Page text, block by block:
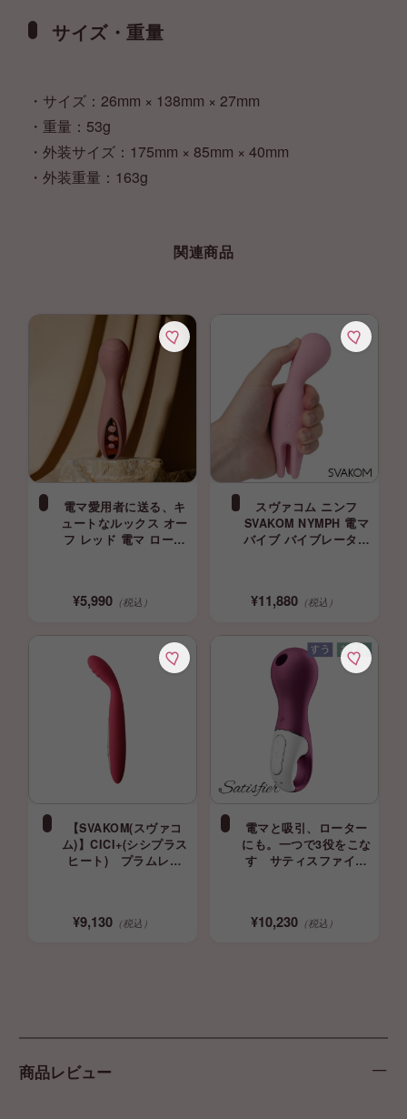
サイズ・重量
・サイズ：26mm × 138mm × 27mm
・重量：53g
・外装サイズ：175mm × 85mm × 40mm
・外装重量：163g
関連商品
電マ愛用者に送る、キ
ュートなルックス オー
フ レッド 電マ ロータ
¥5,990（税込）
スヴァコム ニンフ
SVAKOM NYMPH 電マ
バイブ バイブレーター
¥11,880 （税込）
【SVAKOM(スヴァコ
ム)】CICI+(シシプラス
ヒート) プラムレッ
¥9,130（税込）
電マと吸引、ローター
にも。一つで3役をこな
す サティスファイヤ
¥10,230 （税込）
商品レビュー